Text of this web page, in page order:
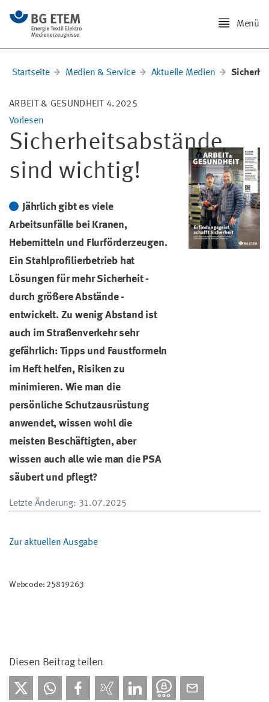
Menü
Startseite Medien & Service Aktuelle Medien
ARBEIT & GESUNDHEIT 4.2025
Vorlesen
Sicherheitsabstände
sind wichtig!
Jährlich gibt es viele
Arbeitsunfälle bei Kranen,
Hebemitteln und Flurförderzeugen.
Ein Stahlprofilierbetrieb hat
Lösungen für mehr Sicherheit -
durch größere Abstände -
entwickelt. Zu wenig Abstand ist
auch im Straßenverkehr sehr
gefährlich: Tipps und Faustformeln
im Heft helfen, Risiken zu
minimieren. Wie man die
persönliche Schutzausrüstung
anwendet, wissen wohl die
meisten Beschäftigten, aber
wissen auch alle wie man die PSA
säubert und pflegt?
Letzte Änderung: 31.07.2025
Zur aktuellen Ausgabe
Webcode: 25819263
Diesen Beitrag teilen